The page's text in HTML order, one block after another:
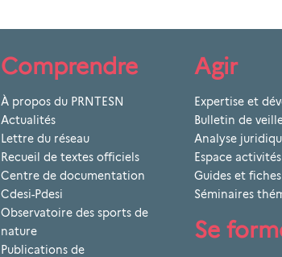
Comprendre
À propos du PRNTESN
Actualités
Lettre du réseau
Recueil de textes officiels
Centre de documentation
Cdesi-Pdesi
Observatoire des sports de
nature
Publications de
Agir
Expertise et
Bulletin de
Analyse
Espace activités
Guides et
Séminaires
Se